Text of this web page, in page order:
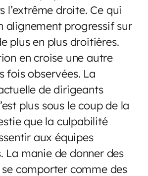
l’extrême droite. Ce qui
alignement progressif sur
plus en plus droitières.
en croise une autre
fois observées. La
de dirigeants
plus sous le coup de la
que la culpabilité
aux équipes
La manie de donner des
comporter comme des